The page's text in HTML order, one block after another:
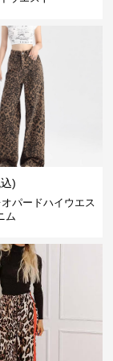
)
パードハイウエス
ム